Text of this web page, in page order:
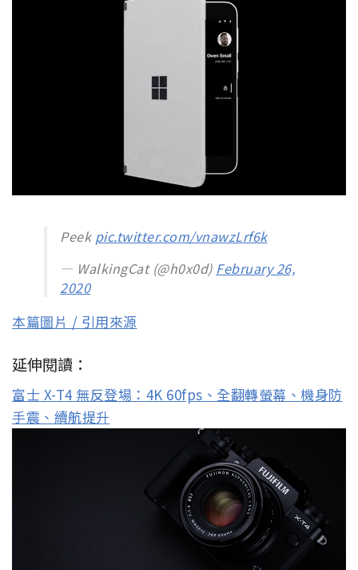
Peek pic.twitter.com/vnawzLrf6k
— WalkingCat (@h0x0d) February 26,
2020
本篇圖片 / 引用來源
延伸閱讀：
富士 X-T4 無反登場：4K 60fps、全翻轉螢幕、機身防
手震、續航提升